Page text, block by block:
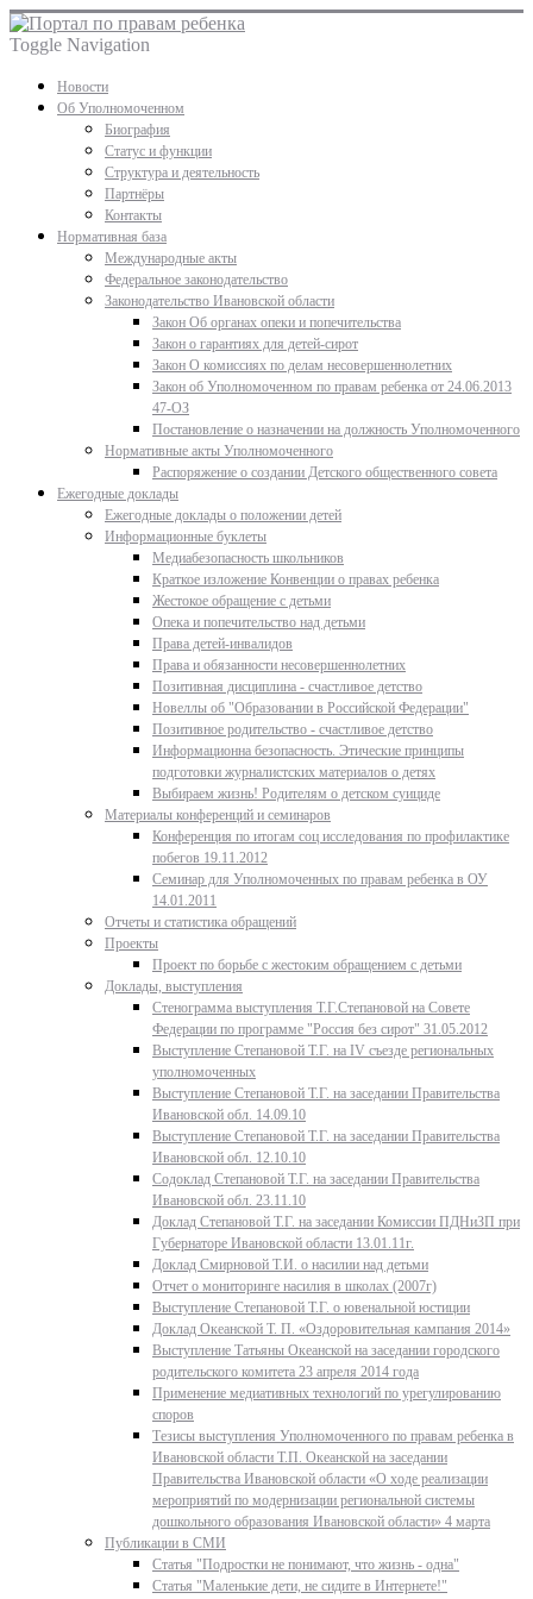
Toggle Navigation
Новости
Об Уполномоченном
Биография
Статус и функции
Структура и деятельность
Партнёры
Контакты
Нормативная база
Международные акты
Федеральное законодательство
Законодательство Ивановской области
Закон Об органах опеки и попечительства
Закон о гарантиях для детей-сирот
Закон О комиссиях по делам несовершеннолетних
Закон об Уполномоченном по правам ребенка от 24.06.2013
47-ОЗ
Постановление о назначении на должность Уполномоченного
Нормативные акты Уполномоченного
Распоряжение о создании Детского общественного совета
Ежегодные доклады
Ежегодные доклады о положении детей
Информационные буклеты
Медиабезопасность школьников
Краткое изложение Конвенции о правах ребенка
Жестокое обращение с детьми
Опека и попечительство над детьми
Права детей-инвалидов
Права и обязанности несовершеннолетних
Позитивная дисциплина - счастливое детство
Новеллы об "Образовании в Российской Федерации"
Позитивное родительство - счастливое детство
Информационна безопасность. Этические принципы
подготовки журналистских материалов о детях
Выбираем жизнь! Родителям о детском суициде
Материалы конференций и семинаров
Конференция по итогам соц исследования по профилактике
побегов 19.11.2012
Семинар для Уполномоченных по правам ребенка в ОУ
14.01.2011
Отчеты и статистика обращений
Проекты
Проект по борьбе с жестоким обращением с детьми
Доклады, выступления
Стенограмма выступления Т.Г.Степановой на Совете
Федерации по программе "Россия без сирот" 31.05.2012
Выступление Степановой Т.Г. на IV съезде региональных
уполномоченных
Выступление Степановой Т.Г. на заседании Правительства
Ивановской обл. 14.09.10
Выступление Степановой Т.Г. на заседании Правительства
Ивановской обл. 12.10.10
Содоклад Степановой Т.Г. на заседании Правительства
Ивановской обл. 23.11.10
Доклад Степановой Т.Г. на заседании Комиссии ПДНиЗП при
Губернаторе Ивановской области 13.01.11г.
Доклад Смирновой Т.И. о насилии над детьми
Отчет о мониторинге насилия в школах (2007г)
Выступление Степановой Т.Г. о ювенальной юстиции
Доклад Океанской Т. П. «Оздоровительная кампания 2014»
Выступление Татьяны Океанской на заседании городского
родительского комитета 23 апреля 2014 года
Применение медиативных технологий по урегулированию
споров
Тезисы выступления Уполномоченного по правам ребенка в
Ивановской области Т.П. Океанской на заседании
Правительства Ивановской области «О ходе реализации
мероприятий по модернизации региональной системы
дошкольного образования Ивановской области» 4 марта
Публикации в СМИ
Статья "Подростки не понимают, что жизнь - одна"
Статья "Маленькие дети, не сидите в Интернете!"